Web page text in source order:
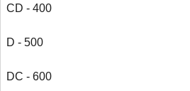
CD - 400
D - 500
DC - 600